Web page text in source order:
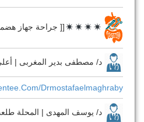
[[ جراحة جهاز
د/ مصطفى بدير المغربى |
drmostafaelmaghraby
د/ يوسف المهدى | المحلة